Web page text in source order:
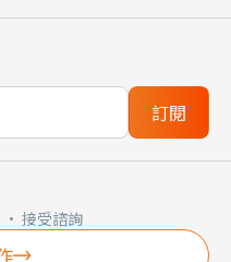
訂閱
· 接受諮詢